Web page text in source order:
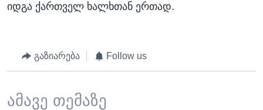
იდგა ქართველ ხალხთან ერთად.
გაზიარება Follow us
ამავე თემაზე